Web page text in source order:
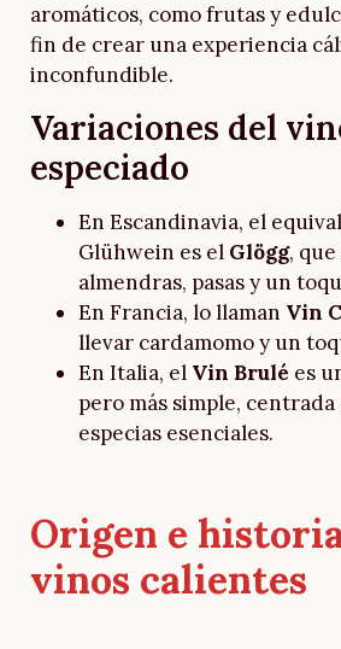
aromáticos, como frutas y
fin de crear una experiencia
inconfundible.
Variaciones del
especiado
En Escandinavia, el
Glühwein es el Glögg,
almendras, pasas y un
En Francia, lo llaman Vin
llevar cardamomo y un
En Italia, el Vin Brulé es
pero más simple,
especias esenciales.
Origen e
vinos calientes